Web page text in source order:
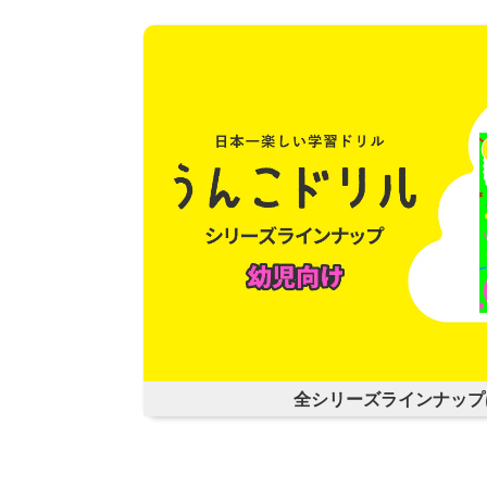
全シリーズラインナッ